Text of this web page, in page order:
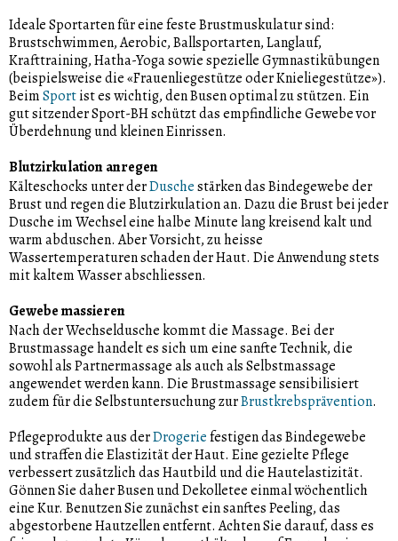
Ideale Sportarten für eine feste Brustmuskulatur sind:
Brustschwimmen, Aerobic, Ballsportarten, Langlauf,
Krafttraining, Hatha-Yoga sowie spezielle Gymnastikübungen
(beispielsweise die «Frauenliegestütze oder Knieliegestütze»).
BeimSportist es wichtig, den Busen optimal zu stützen. Ein
gut sitzender Sport-BH schützt das empfindliche Gewebe vor
Überdehnung und kleinen Einrissen.
Blutzirkulation anregen
Kälteschocks unter derDuschestärken das Bindegewebe der
Brust und regen die Blutzirkulation an. Dazu die Brust bei jeder
Dusche im Wechsel eine halbe Minute lang kreisend kalt und
warm abduschen. Aber Vorsicht, zu heisse
Wassertemperaturen schaden der Haut. Die Anwendung stets
mit kaltem Wasser abschliessen.
Gewebe massieren
Nach der Wechseldusche kommt die Massage. Bei der
Brustmassage handelt es sich um eine sanfte Technik, die
sowohl als Partnermassage als auch als Selbstmassage
angewendet werden kann. Die Brustmassage sensibilisiert
zudem für die Selbstuntersuchung zurBrustkrebsprävention.
Pflegeprodukte aus derDrogeriefestigen das Bindegewebe
und straffen die Elastizität der Haut. Eine gezielte Pflege
verbessert zusätzlich das Hautbild und die Hautelastizität.
Gönnen Sie daher Busen und Dekolletee einmal wöchentlich
eine Kur. Benutzen Sie zunächst ein sanftes Peeling, das
abgestorbene Hautzellen entfernt. Achten Sie darauf, dass es